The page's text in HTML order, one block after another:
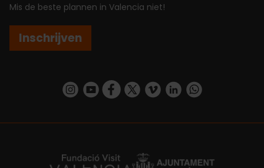
Mis de beste plannen in Valencia niet!
Inschrijven
https://www.instagram.com/visit_valencia/
https://www.youtube.com/user/
https://www.facebook.com/
https://twitter.com/
https://vimeo.com/
https://www.linkedin.com/company/turismo-valencia/https://api.whatsapp.com/send/